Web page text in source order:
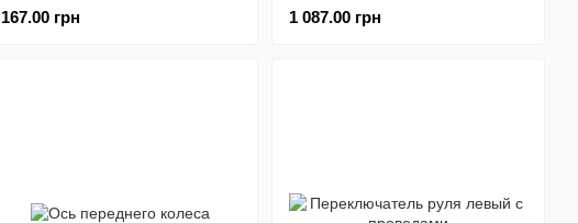
167.00 грн 1 087.00 грн